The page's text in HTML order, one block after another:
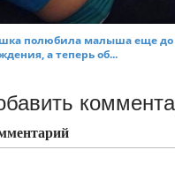
полюбила малыша еще до
а теперь об...